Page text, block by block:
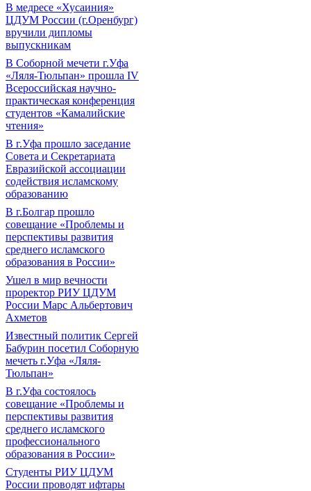
В медресе «Хусаиния»
ЦДУМ России (г.Оренбург)
вручили дипломы
выпускникам
В Соборной мечети г.Уфа
«Ляля-Тюльпан» прошла IV
Всероссийская научно-
практическая конференция
студентов «Камалийские
чтения»
В г.Уфа прошло заседание
Совета и Секретариата
Евразийской ассоциации
содействия исламскому
образованию
В г.Болгар прошло
совещание «Проблемы и
перспективы развития
среднего исламского
образования в России»
Ушел в мир вечности
проректор РИУ ЦДУМ
России Марс Альбертович
Ахметов
Известный политик Сергей
Бабурин посетил Соборную
мечеть г.Уфа «Ляля-
Тюльпан»
В г.Уфа состоялось
совещание «Проблемы и
перспективы развития
среднего исламского
профессионального
образования в России»
Студенты РИУ ЦДУМ
России проводят ифтары